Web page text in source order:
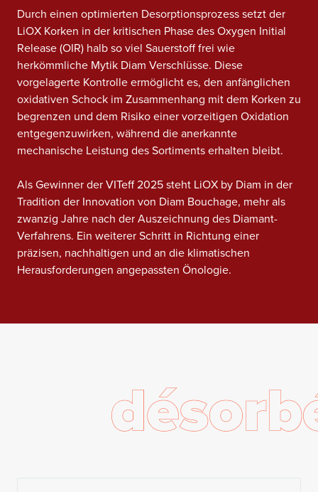
Durch einen optimierten Desorptionsprozess setzt der
LiOX Korken in der kritischen Phase des Oxygen Initial
Release (OIR) halb so viel Sauerstoff frei wie
herkömmliche Mytik Diam Verschlüsse. Diese
vorgelagerte Kontrolle ermöglicht es, den anfänglichen
oxidativen Schock im Zusammenhang mit dem Korken zu
begrenzen und dem Risiko einer vorzeitigen Oxidation
entgegenzuwirken, während die anerkannte
mechanische Leistung des Sortiments erhalten bleibt.
Als Gewinner der VITeff 2025 steht LiOX by Diam in der
Tradition der Innovation von Diam Bouchage, mehr als
zwanzig Jahre nach der Auszeichnung des Diamant-
Verfahrens. Ein weiterer Schritt in Richtung einer
präzisen, nachhaltigen und an die klimatischen
Herausforderungen angepassten Önologie.